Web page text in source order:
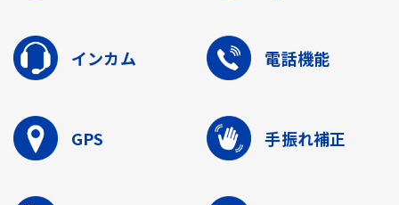
インカム 電話機能
GPS 手振れ補正